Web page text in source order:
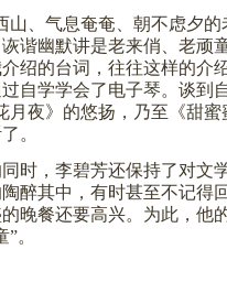
山、气息奄奄、朝不虑夕
谐幽默讲是老来俏、老顽
绍的台词，往往这样的介
自学学会了电子琴。谈到
月夜》的悠扬，乃至《甜
。
时，李碧芳还保持了对文
醉其中，有时甚至不记得
晚餐还要高兴。为此，他
。